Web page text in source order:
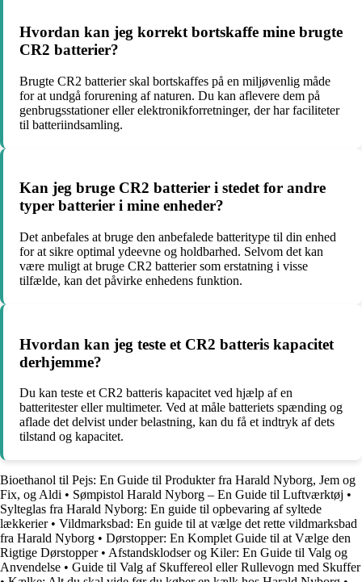
Hvordan kan jeg korrekt bortskaffe mine brugte
CR2 batterier?
Brugte CR2 batterier skal bortskaffes på en miljøvenlig måde
for at undgå forurening af naturen. Du kan aflevere dem på
genbrugsstationer eller elektronikforretninger, der har faciliteter
til batteriindsamling.
Kan jeg bruge CR2 batterier i stedet for andre
typer batterier i mine enheder?
Det anbefales at bruge den anbefalede batteritype til din enhed
for at sikre optimal ydeevne og holdbarhed. Selvom det kan
være muligt at bruge CR2 batterier som erstatning i visse
tilfælde, kan det påvirke enhedens funktion.
Hvordan kan jeg teste et CR2 batteris kapacitet
derhjemme?
Du kan teste et CR2 batteris kapacitet ved hjælp af en
batteritester eller multimeter. Ved at måle batteriets spænding og
aflade det delvist under belastning, kan du få et indtryk af dets
tilstand og kapacitet.
Bioethanol til Pejs: En Guide til Produkter fra Harald Nyborg, Jem og
Fix, og Aldi • Sømpistol Harald Nyborg – En Guide til Luftværktøj •
Sylteglas fra Harald Nyborg: En guide til opbevaring af syltede
lækkerier• Vildmarksbad: En guide til at vælge det rette vildmarksbad
fra Harald Nyborg • Dørstopper: En Komplet Guide til at Vælge den
Rigtige Dørstopper• Afstandsklodser og Kiler: En Guide til Valg og
Anvendelse • Guide til Valg af Skuffereol eller Rullevogn med Skuffer